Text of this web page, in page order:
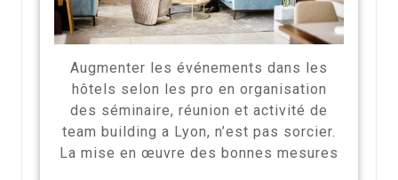
Augmenter les événements dans les
hôtels selon les pro en organisation
des séminaire, réunion et activité de
team building a Lyon, n’est pas sorcier.
La mise en œuvre des bonnes mesures